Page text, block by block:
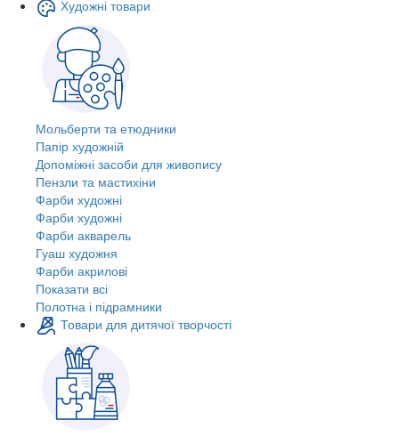
Художні товари
Мольберти та етюдники
Папір художній
Допоміжні засоби для живопису
Пензли та мастихіни
Фарби художні
Фарби художні
Фарби акварель
Гуаш художня
Фарби акрилові
Показати всі
Полотна і підрамники
Товари для дитячої творчості